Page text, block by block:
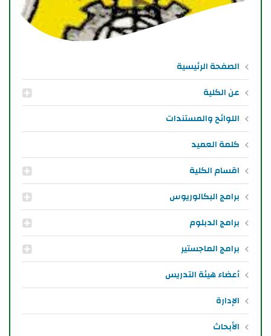
الصفحة الرئيسية
عن الكلية
اللوائح والمستندات
كلمة العميد
اقسام الكلية
برامج البكالوريوس
برامج الدبلوم
برامج الماجستير
أعضاء هيئة التدريس
الإدارة
الأبحاث